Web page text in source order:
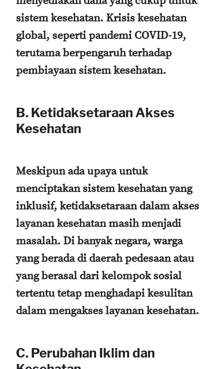
sistem kesehatan. Krisis kesehatan
global, seperti pandemi COVID-19,
terutama berpengaruh terhadap
pembiayaan sistem kesehatan.
B. Ketidaksetaraan Akses
Kesehatan
Meskipun ada upaya untuk
menciptakan sistem kesehatan yang
inklusif, ketidaksetaraan dalam akses
layanan kesehatan masih menjadi
masalah. Di banyak negara, warga
yang berada di daerah pedesaan atau
yang berasal dari kelompok sosial
tertentu tetap menghadapi kesulitan
dalam mengakses layanan kesehatan.
C. Perubahan Iklim dan